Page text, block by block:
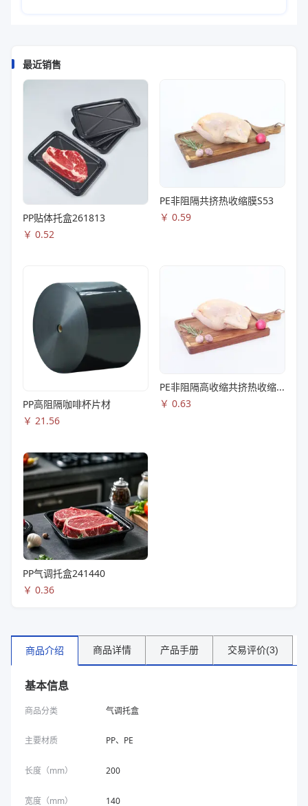
最近销售
PP贴体托盒261813
￥ 0.52
PE非阻隔共挤热收缩膜S53
￥ 0.59
PP高阻隔咖啡杯片材
￥ 21.56
PE非阻隔高收缩共挤热收缩膜S83
￥ 0.63
PP气调托盒241440
￥ 0.36
商品介绍 商品详情 产品手册 交易评价(3)
基本信息
商品分类 气调托盒
主要材质 PP、PE
长度（mm） 200
宽度（mm） 140